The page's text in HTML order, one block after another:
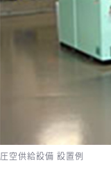
圧空供給設備 設置例